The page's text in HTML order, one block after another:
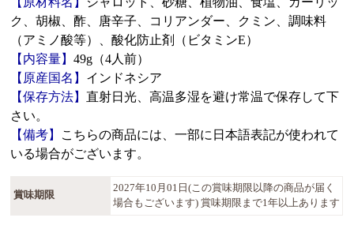
ク、胡椒、酢、唐辛子、コリアンダー、クミン、調味料
（アミノ酸等）、酸化防止剤（ビタミンE）
【内容量】49g（4人前）
【原産国名】 インドネシア
【保存方法】直射日光、高温多湿を避け常温で保存して下
さい。
【備考】 こちらの商品には、一部に日本語表記が使われて
いる場合がございます。
賞味期限
2027年10月01日(この賞味期限以降の商品が届く
場合もございます) 賞味期限まで1年以上あります